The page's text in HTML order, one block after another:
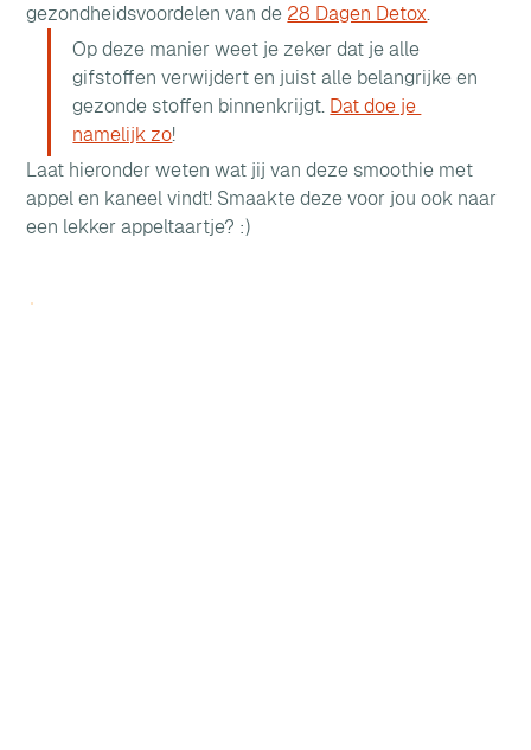
gezondheidsvoordelen van de 28 Dagen Detox.
Op deze manier weet je zeker dat je alle
gifstoffen verwijdert en juist alle belangrijke en
gezonde stoffen binnenkrijgt. Dat doe je
namelijk zo!
Laat hieronder weten wat jij van deze smoothie met
appel en kaneel vindt! Smaakte deze voor jou ook naar
een lekker appeltaartje? :)